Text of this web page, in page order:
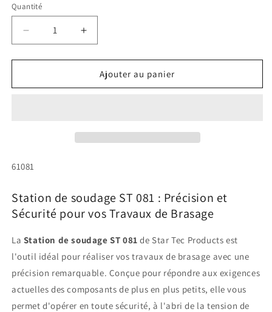
Quantité
Quantité
Réduire
la
quantité
Station
Augmenter
la
quantité
Station
Ajouter au panier
SKU:
61081
Station de soudage ST 081 : Précision et
Sécurité pour vos Travaux de Brasage
La Station de soudage ST 081 de Star Tec Products est
l'outil idéal pour réaliser vos travaux de brasage avec une
précision remarquable. Conçue pour répondre aux exigences
actuelles des composants de plus en plus petits, elle vous
permet d'opérer en toute sécurité, à l'abri de la tension de